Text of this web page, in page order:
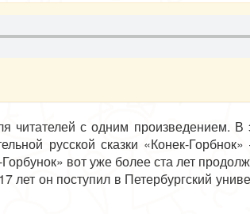
читателей с одним произведением.
русской сказки «Конек-
вот уже более ста лет
он поступил в Петербургский